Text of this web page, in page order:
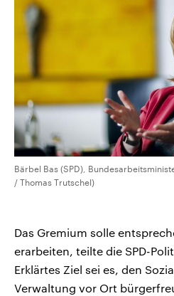
CDU, SPD und FDP regiert.-
Umfragen, Prognosen,
Wahlprogramme, aktuelle
und Hintergründe zu den
und Kandidaten der
Wahl.
Sendungen
Audio-Archiv
Bärbel Bas (SPD),
/ Thomas Trutschel)
Das Gremium solle
erarbeiten, teilte die SPD-
Erklärtes Ziel sei es, den
Verwaltung vor Ort